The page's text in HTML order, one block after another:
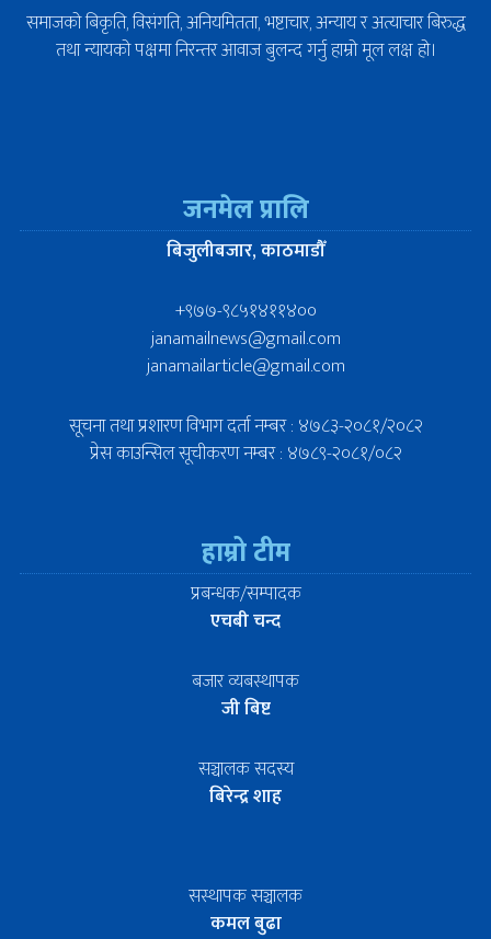
समाजको बिकृति, विसंगति, अनियमितता, भष्टाचार, अन्याय र अत्याचार बिरुद्ध
तथा न्यायको पक्षमा निरन्तर आवाज बुलन्द गर्नु हाम्रो मूल लक्ष हो।
जनमेल प्रालि
बिजुलीबजार, काठमाडौँ
+९७७-९८५१४११४००
janamailnews@gmail.com
janamailarticle@gmail.com
सूचना तथा प्रशारण विभाग दर्ता नम्बर : ४७८३-२०८१/२०८२
प्रेस काउन्सिल सूचीकरण नम्बर : ४७८९-२०८१/०८२
हाम्रो टीम
प्रबन्धक/सम्पादक
एचबी चन्द
बजार व्यबस्थापक
जी बिष्ट
सञ्चालक सदस्य
बिरेन्द्र शाह
सस्थापक सञ्चालक
कमल बुढा